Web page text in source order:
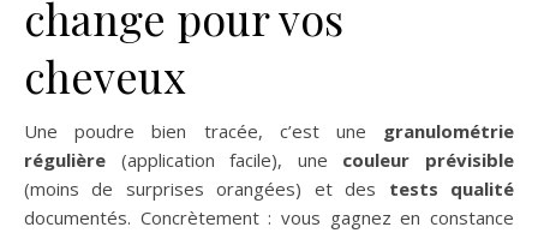
change pour vos
cheveux
Une poudre bien tracée, c’est une granulométrie
régulière (application facile), une couleur prévisible
(moins de surprises orangées) et des tests qualité
documentés. Concrètement : vous gagnez en constance